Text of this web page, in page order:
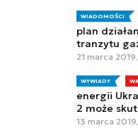
WIADOMOŚCI
plan
tranzytu
21 marca 2019,
WYWIADY
energii
2 może
13 marca